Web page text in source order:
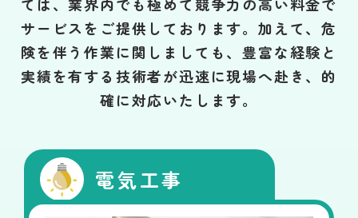
ては、業界内でも極めて競争力の高い料金で
サービスをご提供しております。加えて、危
険を伴う作業に関しましても、豊富な経験と
実績を有する技術者が迅速に現場へ赴き、的
確に対応いたします。
電気工事